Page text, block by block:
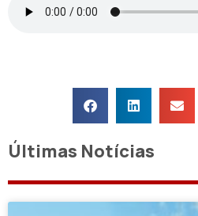
Últimas Notícias